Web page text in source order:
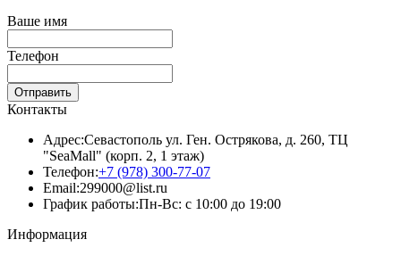
Ваше имя
Телефон
Отправить
Контакты
Адрес:Севастополь ул. Ген. Острякова, д. 260, ТЦ
"SeaMall" (корп. 2, 1 этаж)
Телефон:+7 (978) 300-77-07
Email:299000@list.ru
График работы:Пн-Вс: с 10:00 до 19:00
Информация